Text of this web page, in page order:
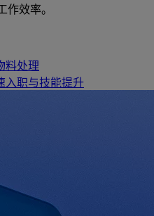
作效率。
料处理
入职与技能提升